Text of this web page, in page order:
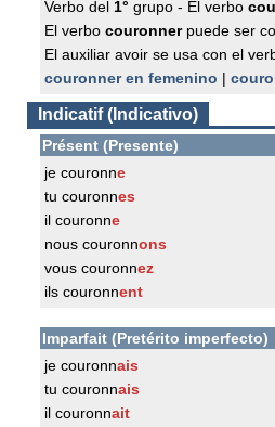
Verbo del 1° grupo - El verbo
El verbo couronnerpuede ser
El auxiliar avoir se usa con el
couronner en femenino |
Indicatif (Indicativo)
Présent (Presente)
je couronne
tu couronnes
il couronne
nous couronnons
vous couronnez
ils couronnent
Imparfait (Pretérito imperfecto)
je couronnais
tu couronnais
il couronnait